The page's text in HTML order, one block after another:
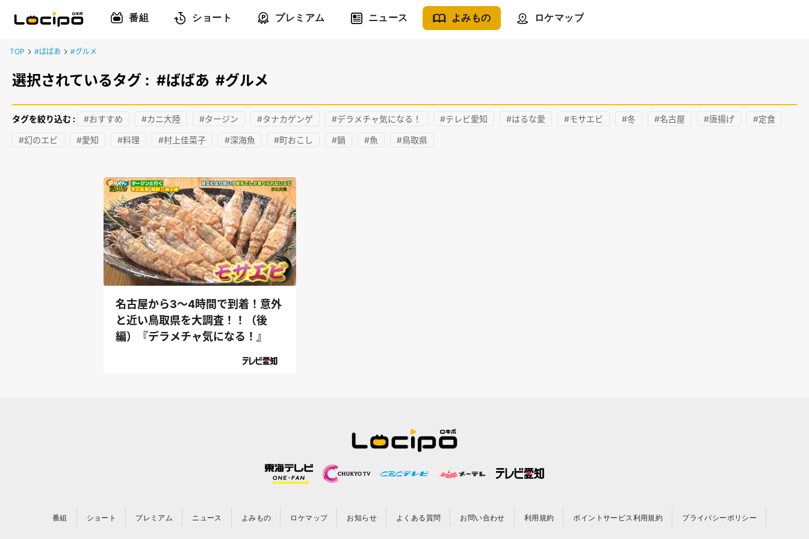
番組 ショート プレミアム ニュース よみもの ロケマップ
TOP #ばばあ #グルメ
選択されているタグ : #ばばあ #グルメ
タグを絞り込む : #おすすめ #カニ大陸 #タージン #タナカゲンゲ #デラメチャ気になる！ #テレビ愛知 #はるな愛 #モサエビ #冬 #名古屋 #唐揚げ #定食
#幻のエビ #愛知 #料理 #村上佳菜子 #深海魚 #町おこし #鍋 #魚 #鳥取県
名古屋から3～4時間で到着！意外
と近い鳥取県を大調査！！（後
編）『デラメチャ気になる！』
番組 ショート プレミアム ニュース よみもの ロケマップ お知らせ よくある質問 お問い合わせ 利用規約 ポイントサービス利用規約 プライバシーポリシー